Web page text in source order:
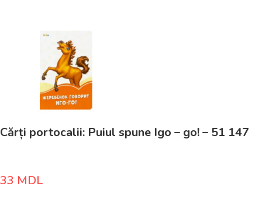
Cărți portocalii: Puiul spune Igo – go! – 51 147
33 MDL